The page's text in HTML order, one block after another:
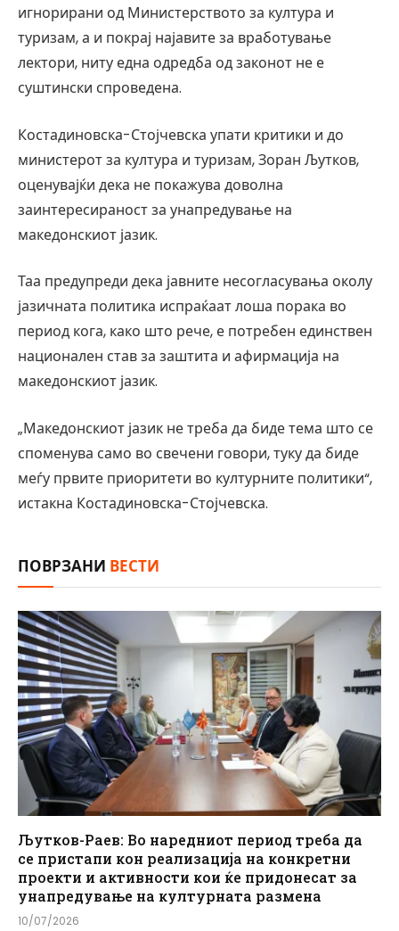
игнорирани од Министерството за култура и
туризам, а и покрај најавите за вработување
лектори, ниту една одредба од законот не е
суштински спроведена.
Костадиновска-Стојчевска упати критики и до
министерот за култура и туризам, Зоран Љутков,
оценувајќи дека не покажува доволна
заинтересираност за унапредување на
македонскиот јазик.
Таа предупреди дека јавните несогласувања околу
јазичната политика испраќаат лоша порака во
период кога, како што рече, е потребен единствен
национален став за заштита и афирмација на
македонскиот јазик.
„Македонскиот јазик не треба да биде тема што се
споменува само во свечени говори, туку да биде
меѓу првите приоритети во културните политики“,
истакна Костадиновска-Стојчевска.
ПОВРЗАНИ ВЕСТИ
Љутков-Раев: Во наредниот период треба да
се пристапи кон реализација на конкретни
проекти и активности кои ќе придонесат за
унапредување на културната размена
10/07/2026